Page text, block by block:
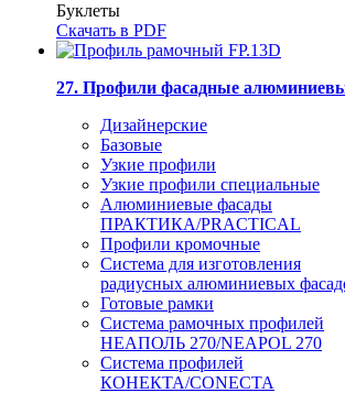
Буклеты
Скачать в PDF
27. Профили фасадные
Дизайнерские
Базовые
Узкие профили
Узкие профили специальные
Алюминиевые фасады
ПРАКТИКА/PRACTICAL
Профили кромочные
Система для изготовления
радиусных алюминиевых
Готовые рамки
Система рамочных профилей
НЕАПОЛЬ 270/NEAPOL 270
Система профилей
КОНЕКТА/CONECTA